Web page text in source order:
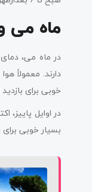
ماه می
دارند. معمولاً
خوبی برای
در اوایل پاییز،
بسیار خوبی